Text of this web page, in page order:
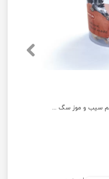
تشویقی بیسکوییت با طعم سیب و موز سگ دودوتی وزن 150 گرم